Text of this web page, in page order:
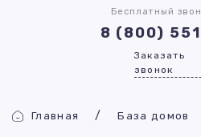
Бесплатный
8 (800)
Заказать
звонок
Главная База домов